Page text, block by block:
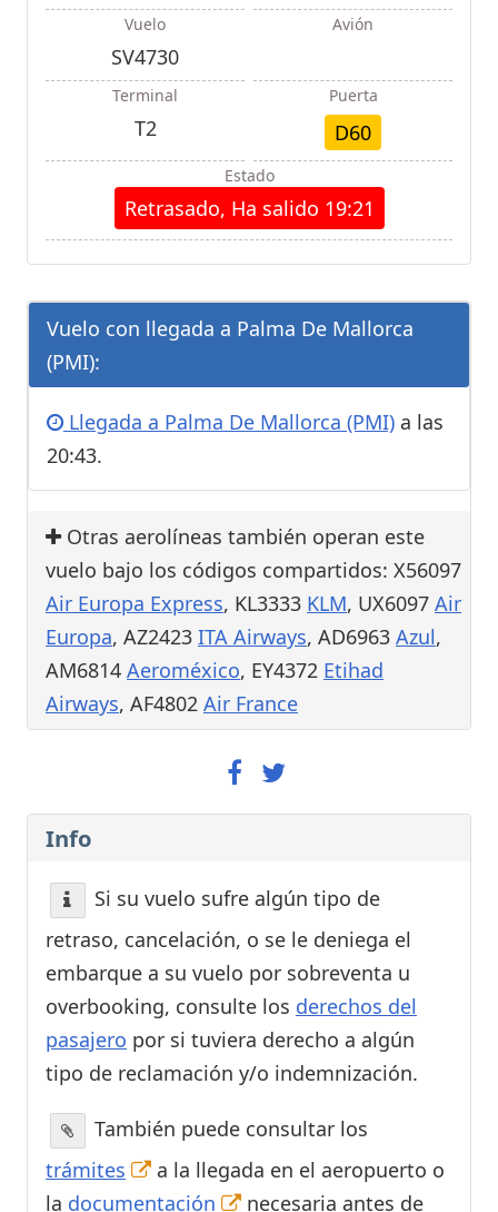
Vuelo
SV4730
Avión
Terminal
T2
Puerta
D60
Estado
Retrasado, Ha salido 19:21
Vuelo con llegada a Palma De Mallorca
(PMI):
Llegada a Palma De Mallorca (PMI) a las
20:43.
Otras aerolíneas también operan este
vuelo bajo los códigos compartidos: X56097
Air Europa Express, KL3333 KLM, UX6097 Air
Europa, AZ2423 ITA Airways, AD6963 Azul,
AM6814 Aeroméxico, EY4372 Etihad
Airways, AF4802 Air France
Info
Si su vuelo sufre algún tipo de
retraso, cancelación, o se le deniega el
embarque a su vuelo por sobreventa u
overbooking, consulte los derechos del
pasajero por si tuviera derecho a algún
tipo de reclamación y/o indemnización.
También puede consultar los
trámites
a la llegada en el aeropuerto o
la documentación necesaria antes de